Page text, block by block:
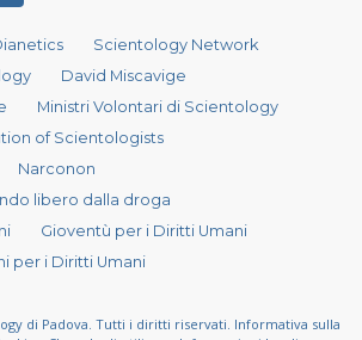
Scientology Network
David Miscavige
Ministri Volontari di Scientology
of Scientologists
Narconon
libero dalla droga
Gioventù per i Diritti Umani
per i Diritti Umani
di Padova. Tutti i diritti riservati. Informativa sulla